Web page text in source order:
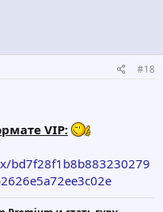
#18
VIP:
bd7f28f1b8b883230279